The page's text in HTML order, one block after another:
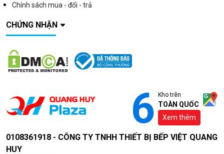
Chính sách mua - đổi - trả
CHỨNG NHẬN
Kho trên
TOÀN QUỐC
Xem thêm
0108361918 - CÔNG TY TNHH THIẾT BỊ BẾP VIỆT QUANG
HUY